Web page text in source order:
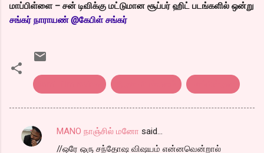
மாப்பிள்ளை – சன் டிவிக்கு மட்டுமான சூப்பர் ஹிட் படங்களில் ஒன்று
சங்கர் நாராயண் @கேபிள் சங்கர்
C
MANO நாஞ்சில் மனோ said…
//ஒரே ஒரு சந்தோஷ விஷயம் என்னவென்றால்